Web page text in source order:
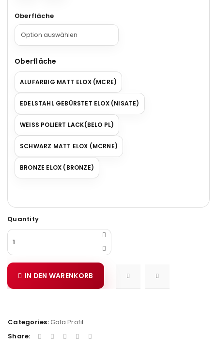
Oberfläche
Oberfläche
ALUFARBIG MATT ELOX (MCRE)
EDELSTAHL GEBÜRSTET ELOX (NISATE)
WEISS POLIERT LACK(BELO PL)
SCHWARZ MATT ELOX (MCRNE)
BRONZE ELOX (BRONZE)
Quantity
IN DEN WARENKORB
Categories:Gola Profil
Share: